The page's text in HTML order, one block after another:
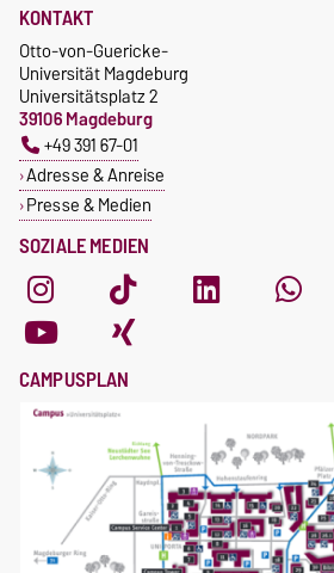
SOZIALE MEDIEN
KONTAKT
Otto-von-Guericke-
Universität Magdeburg
Universitätsplatz 2
39106 Magdeburg
+49 391 67-01
Adresse & Anreise
Presse & Medien
CAMPUSPLAN